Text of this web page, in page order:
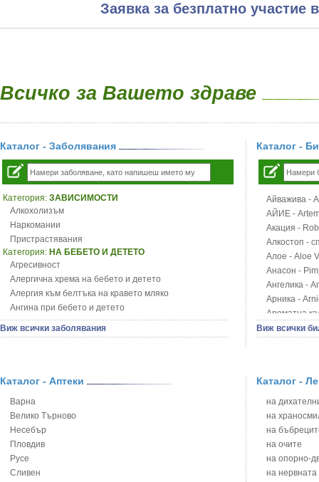
Заявка за безплатно участие
Всичко за Вашето здраве
Каталог - Заболявания
Категория: ЗАВИСИМОСТИ
Алкохолизъм
Наркомании
Пристрастявания
Категория: НА БЕБЕТО И ДЕТЕТО
Агресивност
Алергична хрема на бебето и детето
Алергия към белтъка на кравето мляко
Ангина при бебето и детето
Анемия при бебето и детето
Апетит - пълни деца
Бронхиална астма при бебето и детето
Варицела
Висока температура на бебето и детето
Възпаление на ушите на бебето и детето
Глисти
Грижа за пъпа на новороденото
Грип при бебето и детето
Виж всички заболявания
Каталог -
Айважива -
АЙИЕ -
Акация -
Алкостоп -
Алое - Aloe
Анасон -
Ангелика -
Арника -
Ароматна
Арония -
Блатен
Блян
Бобови
Божур -
Борови
Босилек -
Брей -
Виж всички
Каталог - Аптеки
Варна
Велико Търново
Несебър
Пловдив
Русе
Сливен
Каталог -
на
на
на
на очите
на опорно-
на нервната